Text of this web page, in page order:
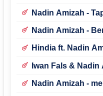
Nadin Amizah -
Nadin Amizah -
Hindia ft. Nadin
Iwan Fals &
Nadin Amizah -